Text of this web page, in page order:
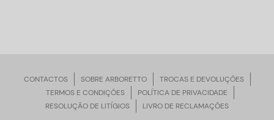
CONTACTOS SOBRE ARBORETTO
TROCAS E DEVOLUÇÕES
TERMOS E CONDIÇÕES
POLÍTICA DE PRIVACIDADE
RESOLUÇÃO DE LITÍGIOS
LIVRO DE RECLAMAÇÕES